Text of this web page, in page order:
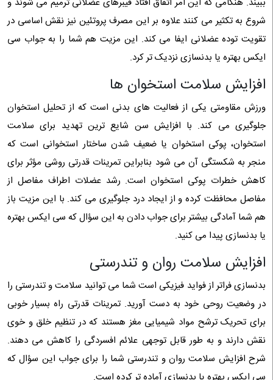
شروع به تکثیر می کنند علاوه بر این مصرف پروتئین نیز نقش اساسی در
تقویت توده عضلانی ایفا می کند. این مزیت هم شما را به جواب سی
ایکس بهتره یا بدنسازی نزدیک تر کرد.
افزایش سلامت استخوان ها
ورزش مقاومتی یکی از فعالیت های بدنی است که از تحلیل استخوان
جلوگیری می کند. با افزایش سن شایع ترین تهدید برای سلامت
استخوان، پوکی استخوان یا ضعیف شدن ساختار استخوانی است که
منجر به شکستگی آن می شود بنابراین تمرینات قدرتی روشی مؤثر برای
کاهش خطرات پوکی استخوان است. رشد عضلات اطراف مفاصل از
مفاصل محافظت کرده و از ایجاد درد جلوگیری می کند. با این مزیت باز
هم شما آمادگی بیشتر برای جواب دادن به این سؤال که سی ایکس بهتره
یا بدنسازی پیدا می کنید.
افزایش سلامت روان و تندرستی
بدنسازی فراتر از فواید فیزیکی است شما می توانید سلامت و تندرستی را
در وضعیت روحی خود به دست آورید. تمرینات قدرتی راه بسیار خوبی
برای تحریک ترشح مواد شیمیایی مغز هستند که در تنظیم خلق و خوی
نقش دارند و به طور قابل توجهی علائم افسردگی را کاهش می دهند.
شرح افزایش سلامت روان و تندرستی شما را برای جواب این سؤال که